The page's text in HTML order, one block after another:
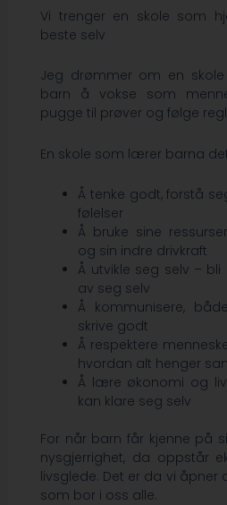
Vi trenger en skole som
beste selv
Jeg drømmer om en
barn å vokse som
pugge til prøver og følge
En skole som lærer barna
Å tenke godt, forstå
følelser
Å bruke sine
og sin indre drivkraft
Å utvikle seg selv –
av seg selv
Å kommunisere,
skrive godt
Å respektere
hvordan alt henger
Å lære økonomi og
kan klare seg selv
For når barn får kjenne på
nysgjerrighet, da oppstår
livsglede. Det er da vi åpner
som bor i oss alle.